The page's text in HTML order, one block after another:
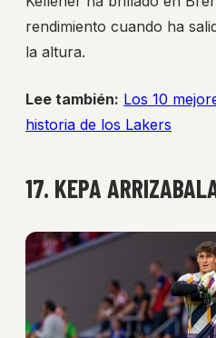
rendimiento cuando ha
la altura.
Lee también: Los 10
historia de los Lakers
17. KEPA